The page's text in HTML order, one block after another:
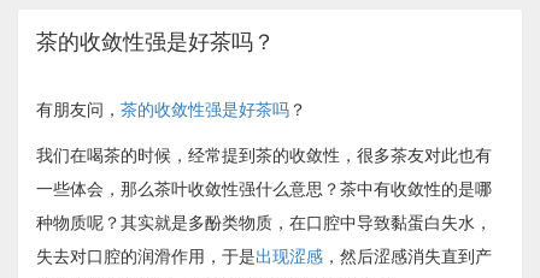
茶的收敛性强是好茶吗？
有朋友问， 茶的收敛性强是好茶吗 ？
我们在喝茶的时候，经常提到茶的收敛性，很多茶友对此也有
一些体会，那么茶叶收敛性强什么意思？茶中有收敛性的是哪
种物质呢？其实就是多酚类物质，在口腔中导致黏蛋白失水，
失去对口腔的润滑作用，于是出现涩感 ，然后涩感消失直到产